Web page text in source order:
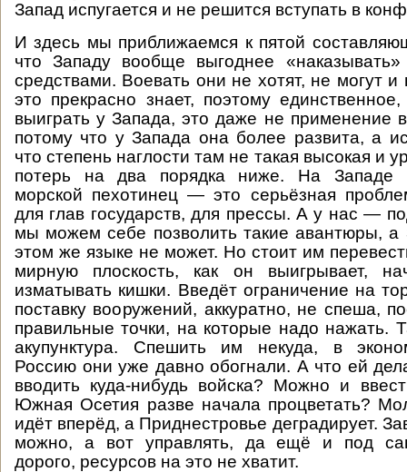
Запад испугается и не решится вступать в
И здесь мы приближаемся к пятой
что Западу вообще выгоднее
средствами. Воевать они не хотят, не могут и
это прекрасно знает, поэтому
выиграть у Запада, это даже не применение
потому что у Запада она более развита, а
что степень наглости там не такая высокая и
потерь на два порядка ниже. На Западе
морской пехотинец — это серьёзная
для глав государств, для прессы. А у нас —
мы можем себе позволить такие авантюры, а
этом же языке не может. Но стоит им
мирную плоскость, как он выигрывает,
изматывать кишки. Введёт ограничение на
поставку вооружений, аккуратно, не спеша,
правильные точки, на которые надо нажать.
акупунктура. Спешить им некуда, в
Россию они уже давно обогнали. А что ей
вводить куда-нибудь войска? Можно и
Южная Осетия разве начала процветать?
идёт вперёд, а Приднестровье деградирует.
можно, а вот управлять, да ещё и под
дорого, ресурсов на это не хватит.